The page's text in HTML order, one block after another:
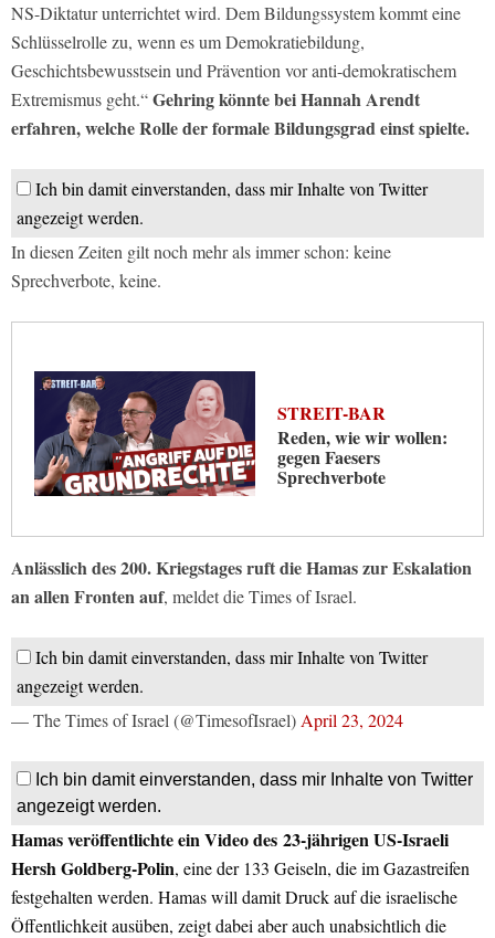
NS-Diktatur unterrichtet wird. Dem Bildungssystem kommt eine
Schlüsselrolle zu, wenn es um Demokratiebildung,
Geschichtsbewusstsein und Prävention vor anti-demokratischem
Extremismus geht.“Gehring könnte bei Hannah Arendt
erfahren, welche Rolle der formale Bildungsgrad einst spielte.
Ich bin damit einverstanden, dass mir Inhalte von Twitter
angezeigt werden.
In diesen Zeiten gilt noch mehr als immer schon: keine
Sprechverbote, keine.
STREIT-BAR
Reden, wie wir wollen:
gegen Faesers
Sprechverbote
Anlässlich des 200. Kriegstages ruft die Hamas zur Eskalation
an allen Fronten auf, meldet die Times of Israel.
Ich bin damit einverstanden, dass mir Inhalte von Twitter
angezeigt werden.
— The Times of Israel (@TimesofIsrael)April 23, 2024
Ich bin damit einverstanden, dass mir Inhalte von Twitter
angezeigt werden.
Hamas veröffentlichte ein Video des 23-jährigen US-Israeli
Hersh Goldberg-Polin, eine der 133 Geiseln, die im Gazastreifen
festgehalten werden. Hamas will damit Druck auf die israelische
Öffentlichkeit ausüben, zeigt dabei aber auch unabsichtlich die